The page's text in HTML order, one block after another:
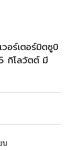
อร์เตอร์มิตซูบิ
กิโลวัตต์ มี
บ